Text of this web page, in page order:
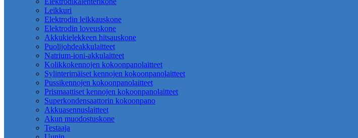
Leikkuri
Elektrodin leikkauskone
Elektrodin loveuskone
Akkukielekkeen hitsauskone
Puolijohdeakkulaitteet
Natrium-ioni-akkulaitteet
Kolikkokennojen kokoonpanolaitteet
Sylinterimäiset kennojen kokoonpanolaitteet
Pussikennojen kokoonpanolaitteet
Prismaattiset kennojen kokoonpanolaitteet
Superkondensaattorin kokoonpano
Akkuasennuslaitteet
Akun muodostuskone
Testaaja